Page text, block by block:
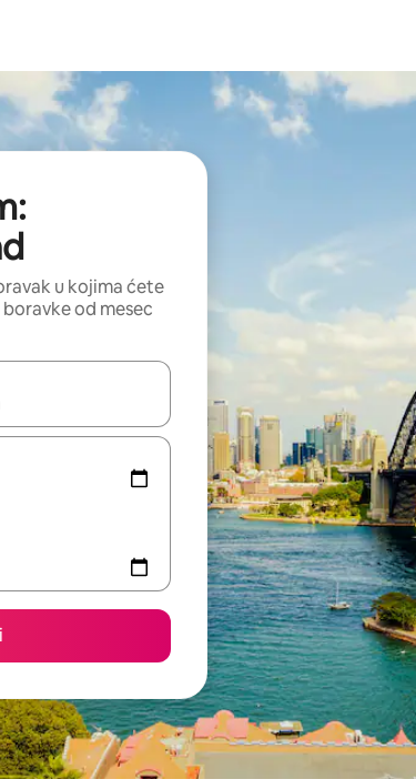
u kojima ćete
od mesec
da se krećete kroz njih pomoću strelica nagore i